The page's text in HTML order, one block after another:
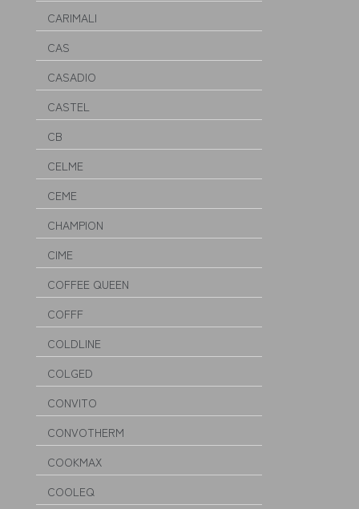
CARIMALI
CAS
CASADIO
CASTEL
CB
CELME
CEME
CHAMPION
CIME
COFFEE QUEEN
COFFF
COLDLINE
COLGED
CONVITO
CONVOTHERM
COOKMAX
COOLEQ